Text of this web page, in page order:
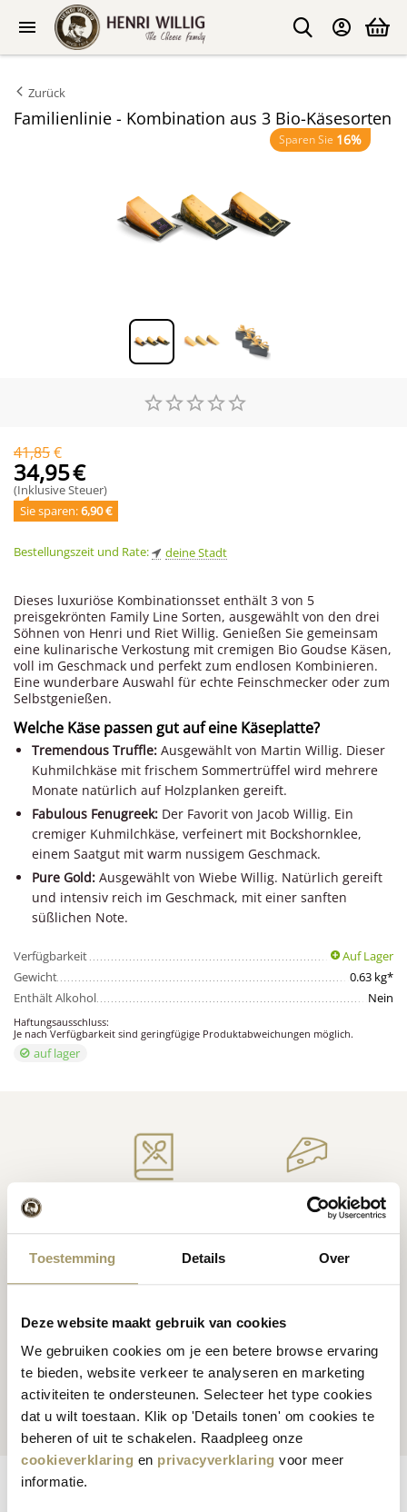
Toestemming Details Over
Deze website maakt gebruik van cookies
We gebruiken cookies om je een betere browse ervaring
te bieden, website verkeer te analyseren en marketing
activiteiten te ondersteunen. Selecteer het type cookies
dat u wilt toestaan. Klik op 'Details tonen' om cookies te
beheren of uit te schakelen. Raadpleeg onze
cookieverklaring en privacyverklaring voor meer
informatie.
Zurück
Familienlinie - Kombination aus 3 Bio-Käsesorten
Sparen Sie 16%
41,85€
34,95€
(Inklusive Steuer)
Sie sparen: 6,90 €
Bestellungszeit und Rate: deine Stadt
Dieses luxuriöse Kombinationsset enthält 3 von 5
preisgekrönten Family Line Sorten, ausgewählt von den drei
Söhnen von Henri und Riet Willig. Genießen Sie gemeinsam
eine kulinarische Verkostung mit cremigen Bio Goudse Käsen,
voll im Geschmack und perfekt zum endlosen Kombinieren.
Eine wunderbare Auswahl für echte Feinschmecker oder zum
Selbstgenießen.
Welche Käse passen gut auf eine Käseplatte?
Tremendous Truffle: Ausgewählt von Martin Willig. Dieser
Kuhmilchkäse mit frischem Sommertrüffel wird mehrere
Monate natürlich auf Holzplanken gereift.
Fabulous Fenugreek: Der Favorit von Jacob Willig. Ein
cremiger Kuhmilchkäse, verfeinert mit Bockshornklee,
einem Saatgut mit warm nussigem Geschmack.
Pure Gold: Ausgewählt von Wiebe Willig. Natürlich gereift
und intensiv reich im Geschmack, mit einer sanften
süßlichen Note.
Verfügbarkeit
Auf Lager
Gewicht
0.63 kg*
Enthält Alkohol
Nein
Haftungsausschluss:
Je nach Verfügbarkeit sind geringfügige Produktabweichungen möglich.
auf lager
Rezepte
Niederländischer
durchschnittlich
bewertet mit 9.5
Globale Sendungen
Zutaten